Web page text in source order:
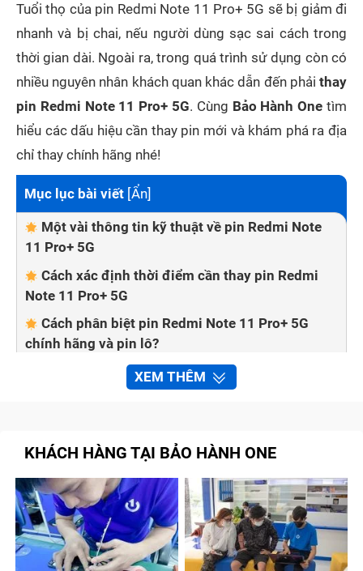
Tuổi thọ của pin Redmi Note 11 Pro+ 5G sẽ bị giảm đi
nhanh và bị chai, nếu người dùng sạc sai cách trong
thời gian dài. Ngoài ra, trong quá trình sử dụng còn có
nhiều nguyên nhân khách quan khác dẫn đến phải thay
pin Redmi Note 11 Pro+ 5G. Cùng Bảo Hành Onetìm
hiểu các dấu hiệu cần thay pin mới và khám phá ra địa
chỉ thay chính hãng nhé!
Mục lục bài viết [Ẩn]
Một vài thông tin kỹ thuật về pin Redmi Note
11 Pro+ 5G
Cách xác định thời điểm cần thay pin Redmi
Note 11 Pro+ 5G
Cách phân biệt pin Redmi Note 11 Pro+ 5G
chính hãng và pin lô?
Trung tâm Bảo Hành One - địa chỉ thay pin
Redmi Note 11 Pro+ 5G chính hãng
XEM THÊM
KHÁCH HÀNG TẠI BẢO HÀNH ONE